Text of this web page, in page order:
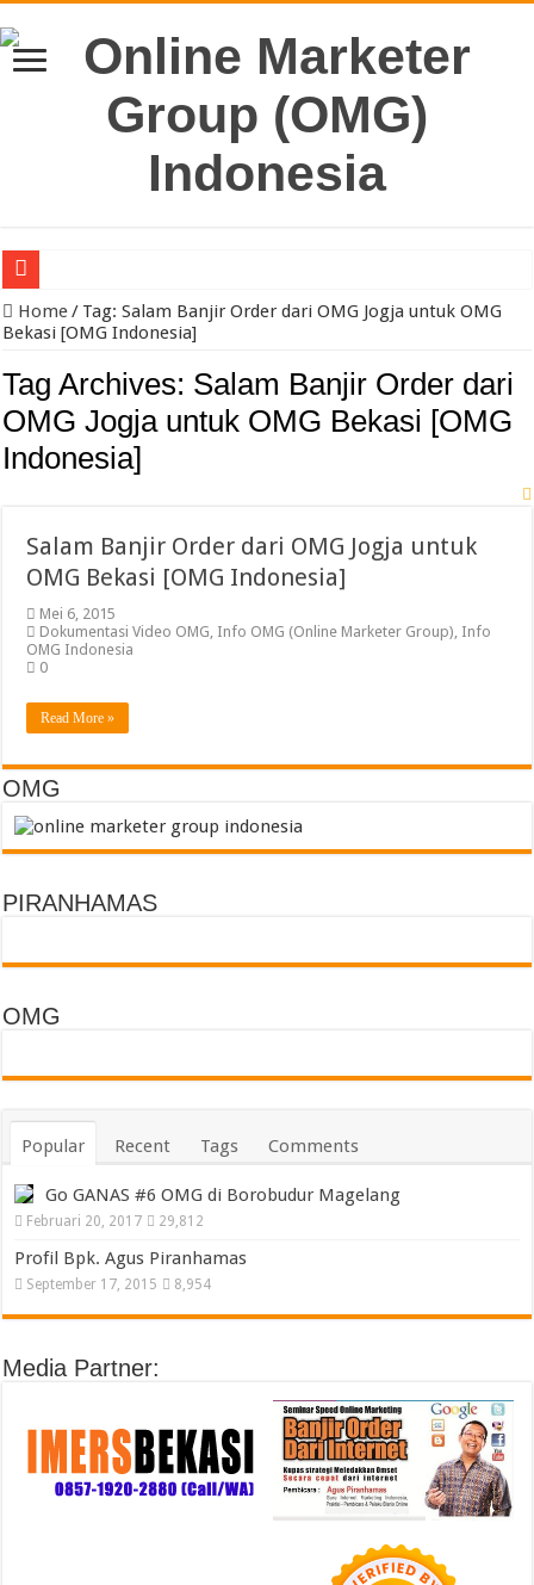
Pengacara Merek Profesional Jakarta Lindungi Hak Merek Bisnis And
Home/ Tag:Salam Banjir Order dari OMG Jogja untuk OMG
Bekasi [OMG Indonesia]
Tag Archives: Salam Banjir Order dari
OMG Jogja untuk OMG Bekasi [OMG
Indonesia]
Salam Banjir Order dari OMG Jogja untuk
OMG Bekasi [OMG Indonesia]
Mei 6, 2015
Dokumentasi Video OMG, Info OMG (Online Marketer Group), Info
OMG Indonesia
0
Read More »
OMG
PIRANHAMAS
OMG
Popular Recent Tags Comments
Go GANAS #6 OMG di Borobudur Magelang
Februari 20, 2017 29,812
Profil Bpk. Agus Piranhamas
September 17, 2015 8,954
Media Partner: